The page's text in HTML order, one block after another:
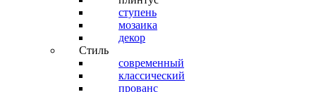
ступень
мозаика
декор
Стиль
современный
классический
прованс